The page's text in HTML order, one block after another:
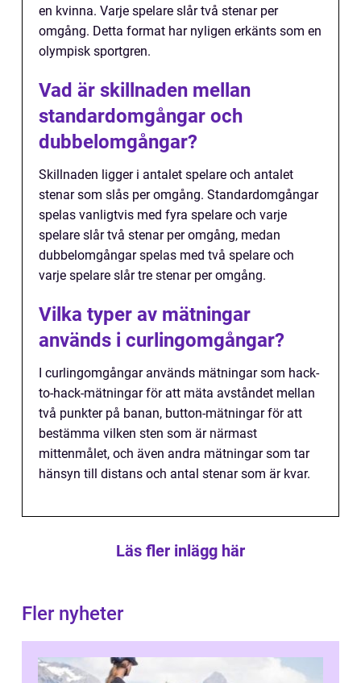
en kvinna. Varje spelare slår två stenar per
omgång. Detta format har nyligen erkänts som en
olympisk sportgren.
Vad är skillnaden mellan
standardomgångar och
dubbelomgångar?
Skillnaden ligger i antalet spelare och antalet
stenar som slås per omgång. Standardomgångar
spelas vanligtvis med fyra spelare och varje
spelare slår två stenar per omgång, medan
dubbelomgångar spelas med två spelare och
varje spelare slår tre stenar per omgång.
Vilka typer av mätningar
används i curlingomgångar?
I curlingomgångar används mätningar som hack-
to-hack-mätningar för att mäta avståndet mellan
två punkter på banan, button-mätningar för att
bestämma vilken sten som är närmast
mittenmålet, och även andra mätningar som tar
hänsyn till distans och antal stenar som är kvar.
Läs fler inlägg här
Fler nyheter